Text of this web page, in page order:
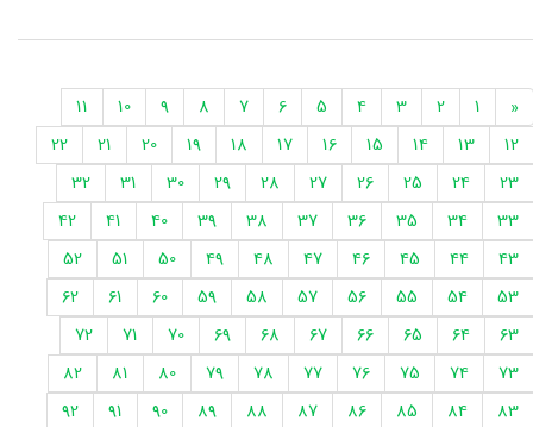
«
1
2
3
4
5
6
7
8
9
10
11
12
13
14
15
16
17
18
19
20
21
22
23
24
25
26
27
28
29
30
31
32
33
34
35
36
37
38
39
40
41
42
43
44
45
46
47
48
49
50
51
52
53
54
55
56
57
58
59
60
61
62
63
64
65
66
67
68
69
70
71
72
73
74
75
76
77
78
79
80
81
82
83
84
85
86
87
88
89
90
91
92